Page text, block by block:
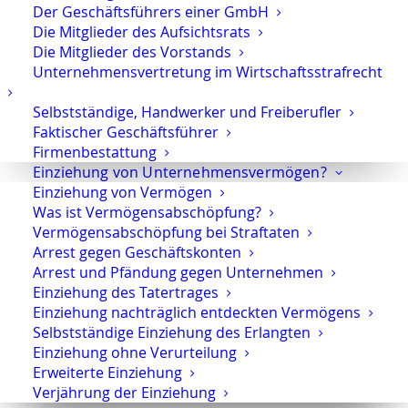
Der Geschäftsführers einer GmbH
Die Mitglieder des Aufsichtsrats
Die Mitglieder des Vorstands
Unternehmensvertretung im Wirtschaftsstrafrecht
Selbstständige, Handwerker und Freiberufler
Faktischer Geschäftsführer
Firmenbestattung
Einziehung von Unternehmensvermögen?
Einziehung von Vermögen
Was ist Vermögensabschöpfung?
Vermögensabschöpfung bei Straftaten
Arrest gegen Geschäftskonten
Arrest und Pfändung gegen Unternehmen
Einziehung des Tatertrages
Einziehung nachträglich entdeckten Vermögens
Selbstständige Einziehung des Erlangten
Einziehung ohne Verurteilung
Erweiterte Einziehung
Verjährung der Einziehung
Als wir dann auf dieser freien eingleisigen
Ausweichstrecke waren, kam es nochmals zu einem
längeren Halt. DasBahnpersonal
erneut und zwar jetzt darüber, dass ein
bis es weiter geht. Auch diese Durchsage fand ich
recht tröstlich und machte mir Hoffnung auf eine
baldige Weiterfahrt.
Nachdem wir wieder auf der regulären Strecke waren,
kam das Begleitpersonal der Deutschen Bahn noch
durch und verteilte an alle Reisenden ein
„Fahrgastrechte-Formular“ für die anteilige Erstattung
des Reisepreises.
Vielen Dank an das professionelle
Zugbegleitpersonal des ICE von Berlin nach
Düsseldorf.Es waren Mitarbeiter, die Ihrer Aufgabe